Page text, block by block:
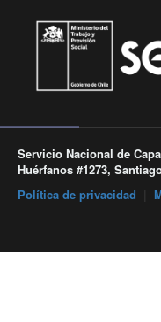
Servicio Nacional de
Huérfanos #1273,
Política de privacidad